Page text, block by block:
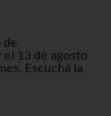
de
13 de agosto
Escuchá la